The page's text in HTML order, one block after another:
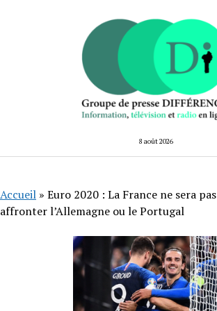
8 août 2026
Accueil » Euro 2020 : La France ne sera
affronter l’Allemagne ou le Portugal